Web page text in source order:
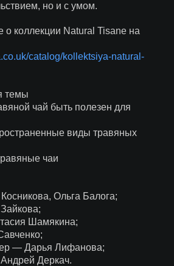
но и с умом.
о коллекции Natural Tisane на
catalog/kollektsiya-natural-
темы
чай быть полезен для
виды травяных
чаи
Ольга Балога;
Шамякина;
— Дарья Лифанова;
Деркач.